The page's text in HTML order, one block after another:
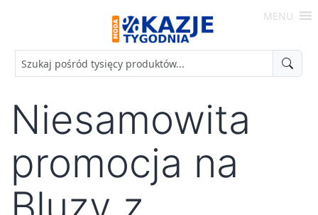
Moda
-
Okazje
MENU
Niesamowita
promocja na